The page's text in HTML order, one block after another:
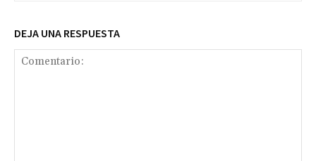
DEJA UNA RESPUESTA